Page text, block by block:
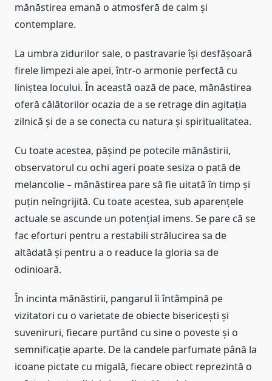
mănăstirea emană o atmosferă de calm și
contemplare.
La umbra zidurilor sale, o pastravarie își desfășoară
firele limpezi ale apei, într-o armonie perfectă cu
liniștea locului. În această oază de pace, mănăstirea
oferă călătorilor ocazia de a se retrage din agitația
zilnică și de a se conecta cu natura și spiritualitatea.
Cu toate acestea, pășind pe potecile mănăstirii,
observatorul cu ochi ageri poate sesiza o pată de
melancolie – mănăstirea pare să fie uitată în timp și
puțin neîngrijită. Cu toate acestea, sub aparențele
actuale se ascunde un potențial imens. Se pare că se
fac eforturi pentru a restabili strălucirea sa de
altădată și pentru a o readuce la gloria sa de
odinioară.
În incinta mănăstirii, pangarul îi întâmpină pe
vizitatori cu o varietate de obiecte bisericești și
suveniruri, fiecare purtând cu sine o poveste și o
semnificație aparte. De la candele parfumate până la
icoane pictate cu migală, fiecare obiect reprezintă o